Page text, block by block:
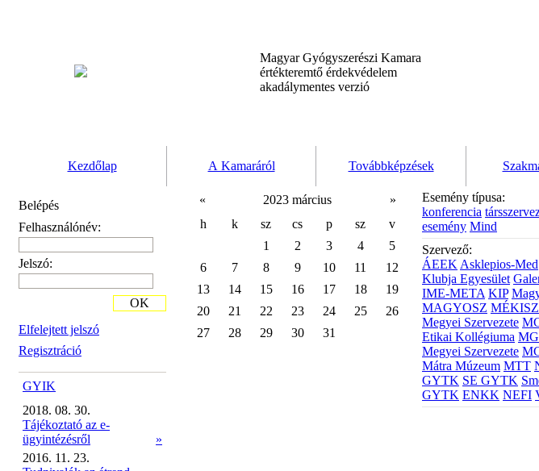
Magyar Gyógyszerészi Kamara
értékteremtő érdekvédelem
akadálymentes verzió
Kezdőlap A Kamaráról Továbbképzések
Belépés
Felhasználónév:
Jelszó:
Elfelejtett jelszó
Regisztráció
OK
GYIK
2018. 08. 30.
Tájékoztató az e-
ügyintézésről
»
2016. 11. 23.
« 2023 március
»
h
k sz cs p sz
v
1
2 3 4
5
6
7 8 9 10 11
12
13
14 15 16 17 18
19
20
21 22 23 24 25
26
27
28 29 30 31
Esemény típusa:
konferencia
esemény Mind
Szervező:
ÁEEK Asklepios-Med
Klubja Egyesület
IME-META KIP
MAGYOSZ MÉKISZ
Megyei Szervezete
Etikai Kollégiuma
Megyei Szervezete
Mátra Múzeum MTT
GYTK SE GYTK
GYTK ENKK NEFI